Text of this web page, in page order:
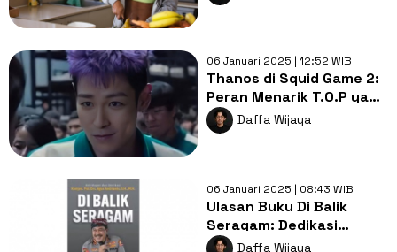
06 Januari 2025 | 12:52 WIB
Thanos di Squid Game 2:
Peran Menarik T.O.P yang
Membuat Penonton
Terpukau
Daffa Wijaya
06 Januari 2025 | 08:43 WIB
Ulasan Buku Di Balik
Seragam: Dedikasi
Komjen. Pol. Drs. Agus
Daffa Wijaya